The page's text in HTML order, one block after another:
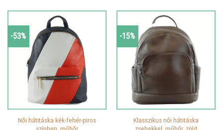
-53%
Női hátitáska kék-fehér-piros
színben, műbőr
-15%
Klasszikus női hátitáska
zsebekkel, műbőr, zöld